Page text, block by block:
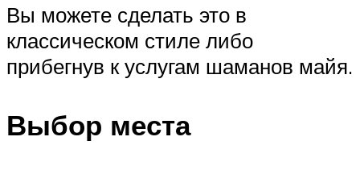
Вы можете сделать это в
классическом стиле либо
прибегнув к услугам шаманов майя.
Выбор места